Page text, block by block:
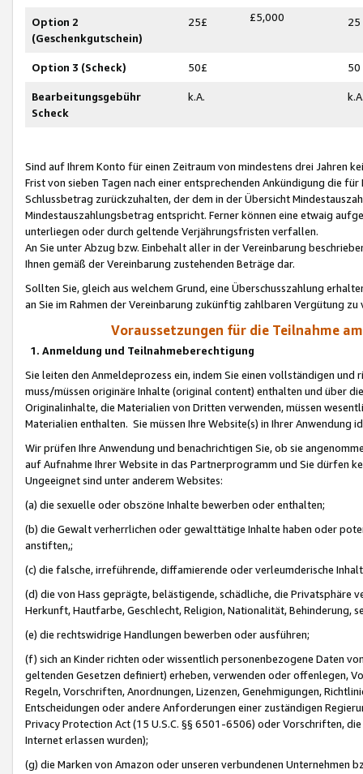
Option 2
(Geschenkgutschein)
25£ £5,000 25
Option 3 (Scheck) 50£ 50
Bearbeitungsgebühr
Scheck
k.A.
Sind auf Ihrem Konto für einen Zeitraum von mindestens drei Jahren
Frist von sieben Tagen nach einer entsprechenden Ankündigung die
Schlussbetrag zurückzuhalten, der dem in der Übersicht
Mindestauszahlungsbetrag entspricht. Ferner können eine etwaig
unterliegen oder durch geltende Verjährungsfristen verfallen.
An Sie unter Abzug bzw. Einbehalt aller in der Vereinbarung
Ihnen gemäß der Vereinbarung zustehenden Beträge dar.
Sollten Sie, gleich aus welchem Grund, eine Überschusszahlung
an Sie im Rahmen der Vereinbarung zukünftig zahlbaren Vergütung zu
Voraussetzungen für die Teilnahme
1. Anmeldung und Teilnahmeberechtigung
Sie leiten den Anmeldeprozess ein, indem Sie einen vollständigen
muss/müssen originäre Inhalte (original content) enthalten und über
Originalinhalte, die Materialien von Dritten verwenden, müssen
Materialien enthalten. Sie müssen Ihre Website(s) in Ihrer Anwendung
Wir prüfen Ihre Anwendung und benachrichtigen Sie, ob sie
auf Aufnahme Ihrer Website in das Partnerprogramm und Sie dürfen
Ungeeignet sind unter anderem Websites:
(a) die sexuelle oder obszöne Inhalte bewerben oder enthalten;
(b) die Gewalt verherrlichen oder gewalttätige Inhalte haben oder
anstiften,;
(c) die falsche, irreführende, diffamierende oder verleumderische
(d) die von Hass geprägte, belästigende, schädliche, die Privatsphäre
Herkunft, Hautfarbe, Geschlecht, Religion, Nationalität, Behinderung,
(e) die rechtswidrige Handlungen bewerben oder ausführen;
(f) sich an Kinder richten oder wissentlich personenbezogene Daten
geltenden Gesetzen definiert) erheben, verwenden oder offenlegen,
Regeln, Vorschriften, Anordnungen, Lizenzen, Genehmigungen,
Entscheidungen oder andere Anforderungen einer zuständigen
Privacy Protection Act (15 U.S.C. §§ 6501-6506) oder Vorschriften,
Internet erlassen wurden);
(g) die Marken von Amazon oder unseren verbundenen Unternehmen